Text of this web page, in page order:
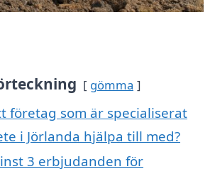
gömma
företag som är specialiserat
i Jörlanda hjälpa till med?
3 erbjudanden för